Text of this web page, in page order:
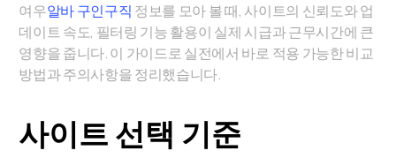
여우알바 구인구직 정보를 모아 볼 때, 사이트의 신뢰도와 업
데이트 속도, 필터링 기능 활용이 실제 시급과 근무시간에 큰
영향을 줍니다. 이 가이드로 실전에서 바로 적용 가능한 비교
방법과 주의사항을 정리했습니다.
사이트 선택 기준